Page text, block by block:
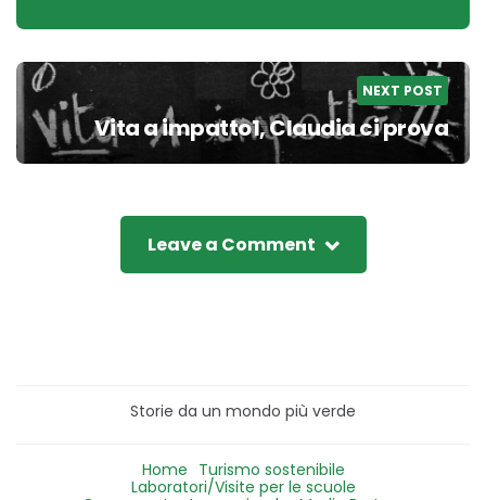
NEXT POST
Vita a impatto1, Claudia ci prova
Leave a Comment
Storie da un mondo più verde
Home Turismo sostenibile
Laboratori/Visite per le scuole